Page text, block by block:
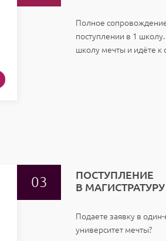
Полное
поступлении в 1
школу мечты и идёте к
ПОСТУПЛЕНИЕ
В
Подаете заявку в
университет мечты?